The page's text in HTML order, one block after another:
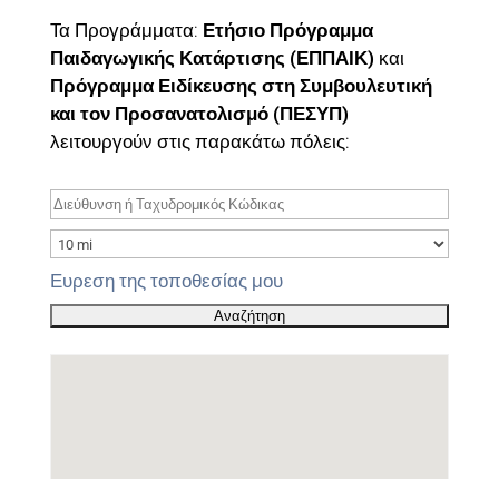
Τα Προγράμματα: Ετήσιο Πρόγραμμα
Παιδαγωγικής Κατάρτισης (ΕΠΠΑΙΚ) και
Πρόγραμμα Ειδίκευσης στη Συμβουλευτική
και τον Προσανατολισμό (ΠΕΣΥΠ)
λειτουργούν στις παρακάτω πόλεις:
Ευρεση της τοποθεσίας μου